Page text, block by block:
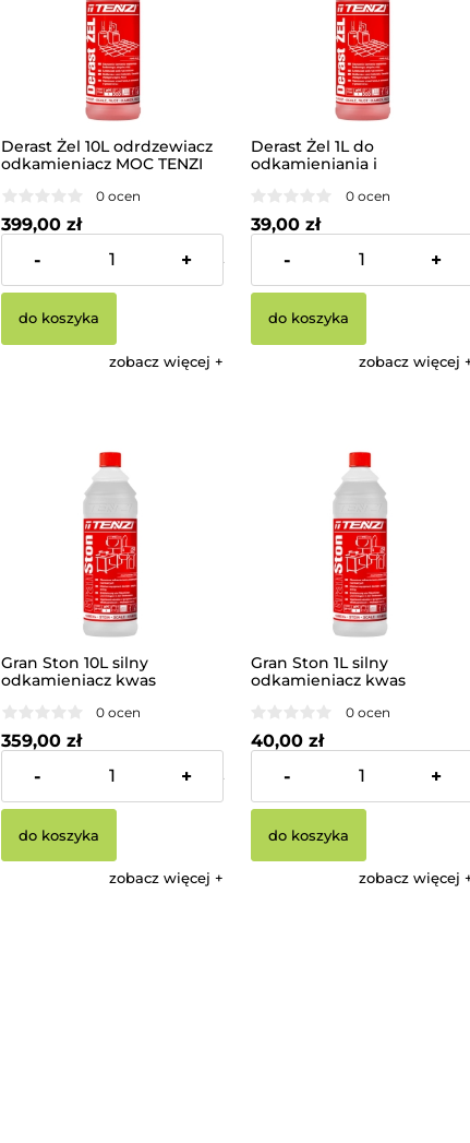
Derast Żel 10L odrdzewiacz
odkamieniacz MOC TENZI
0 ocen
399,00 zł
Cena netto: 324,39 zł
- +
do koszyka
zobacz więcej
Derast Żel 1L do
odkamieniania i
0 ocen
39,00 zł
Cena netto: 31,71 zł
- +
do koszyka
zobacz więcej
Gran Ston 10L silny
odkamieniacz kwas
0 ocen
359,00 zł
Cena netto: 291,87 zł
- +
do koszyka
zobacz więcej
Gran Ston 1L silny
odkamieniacz kwas
0 ocen
40,00 zł
Cena netto: 32,52 zł
- +
do koszyka
zobacz więcej